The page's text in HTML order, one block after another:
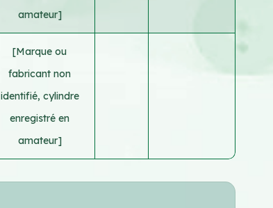
amateur]
[Marque ou
fabricant non
identifié, cylindre
enregistré en
amateur]